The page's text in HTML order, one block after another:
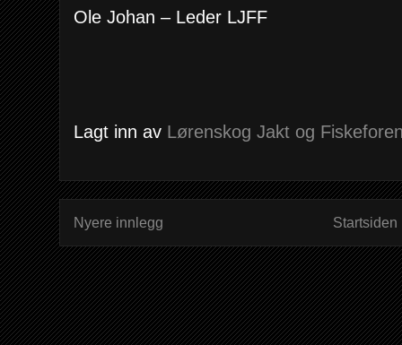
Ole Johan – Leder LJFF
Lagt inn av Lørenskog Jakt og
Nyere innlegg Startsiden